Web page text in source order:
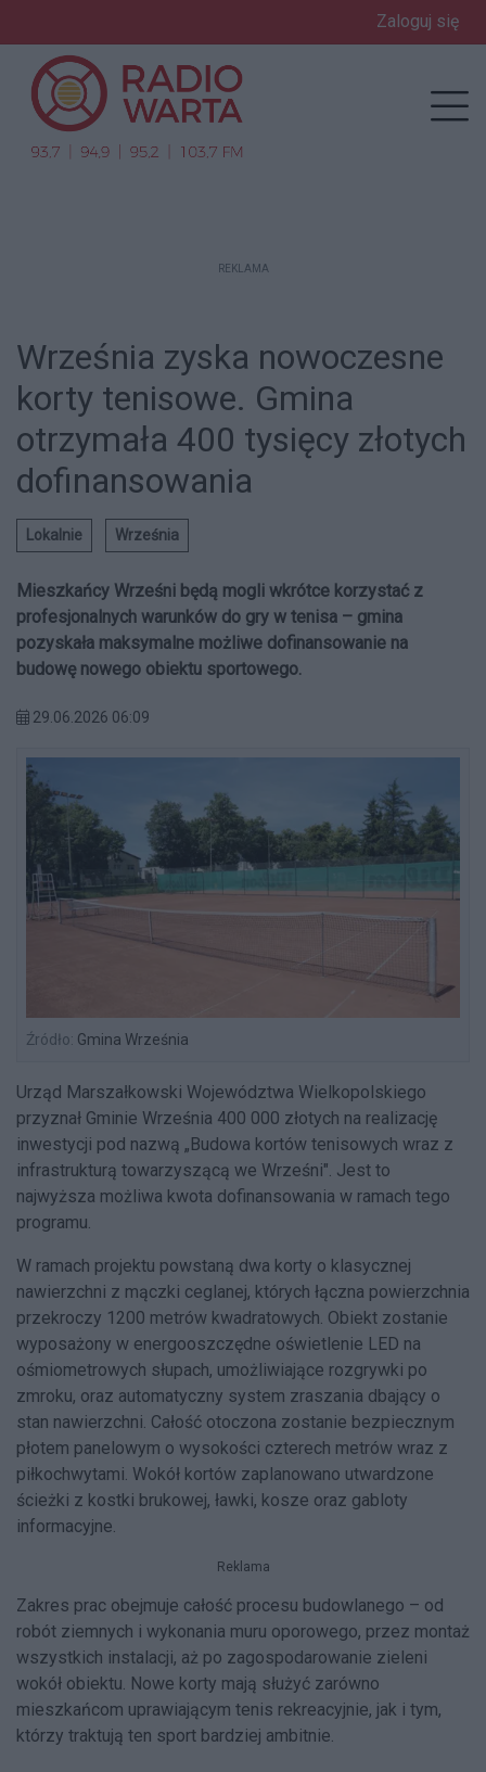
Zaloguj się
REKLAMA
Września zyska nowoczesne
korty tenisowe. Gmina
otrzymała 400 tysięcy złotych
dofinansowania
Lokalnie Września
Mieszkańcy Wrześni będą mogli wkrótce korzystać z
profesjonalnych warunków do gry w tenisa – gmina
pozyskała maksymalne możliwe dofinansowanie na
budowę nowego obiektu sportowego.
29.06.2026 06:09
Źródło: Gmina Września
Urząd Marszałkowski Województwa Wielkopolskiego
przyznał Gminie Września 400 000 złotych na realizację
inwestycji pod nazwą „Budowa kortów tenisowych wraz z
infrastrukturą towarzyszącą we Wrześni". Jest to
najwyższa możliwa kwota dofinansowania w ramach tego
programu.
W ramach projektu powstaną dwa korty o klasycznej
nawierzchni z mączki ceglanej, których łączna powierzchnia
przekroczy 1200 metrów kwadratowych. Obiekt zostanie
wyposażony w energooszczędne oświetlenie LED na
ośmiometrowych słupach, umożliwiające rozgrywki po
zmroku, oraz automatyczny system zraszania dbający o
stan nawierzchni. Całość otoczona zostanie bezpiecznym
płotem panelowym o wysokości czterech metrów wraz z
piłkochwytami. Wokół kortów zaplanowano utwardzone
ścieżki z kostki brukowej, ławki, kosze oraz gabloty
informacyjne.
Reklama
Zakres prac obejmuje całość procesu budowlanego – od
robót ziemnych i wykonania muru oporowego, przez montaż
wszystkich instalacji, aż po zagospodarowanie zieleni
wokół obiektu. Nowe korty mają służyć zarówno
mieszkańcom uprawiającym tenis rekreacyjnie, jak i tym,
którzy traktują ten sport bardziej ambitnie.